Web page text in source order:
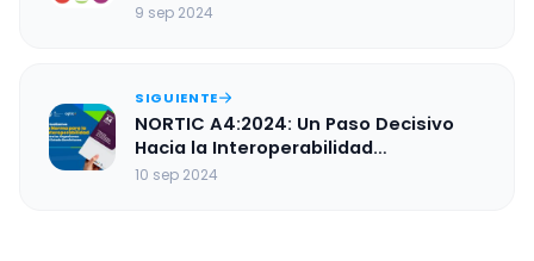
9 sep 2024
SIGUIENTE
NORTIC A4:2024: Un Paso Decisivo
Hacia la Interoperabilidad
Gubernamental
10 sep 2024